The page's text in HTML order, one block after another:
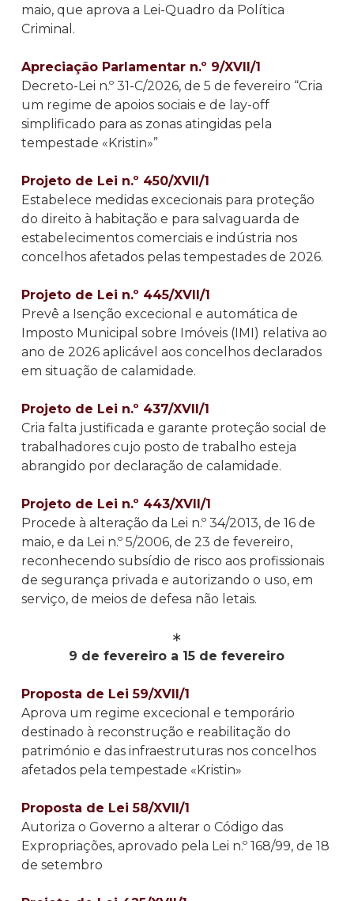
maio, que aprova a Lei-Quadro da Política
Criminal.
Apreciação Parlamentar n.º 9/XVII/1
Decreto-Lei n.º 31-C/2026, de 5 de fevereiro “Cria
um regime de apoios sociais e de lay-off
simplificado para as zonas atingidas pela
tempestade «Kristin»”
Projeto de Lei n.º 450/XVII/1
Estabelece medidas excecionais para proteção
do direito à habitação e para salvaguarda de
estabelecimentos comerciais e indústria nos
concelhos afetados pelas tempestades de 2026.
Projeto de Lei n.º 445/XVII/1
Prevê a Isenção excecional e automática de
Imposto Municipal sobre Imóveis (IMI) relativa ao
ano de 2026 aplicável aos concelhos declarados
em situação de calamidade.
Projeto de Lei n.º 437/XVII/1
Cria falta justificada e garante proteção social de
trabalhadores cujo posto de trabalho esteja
abrangido por declaração de calamidade.
Projeto de Lei n.º 443/XVII/1
Procede à alteração da Lei n.º 34/2013, de 16 de
maio, e da Lei n.º 5/2006, de 23 de fevereiro,
reconhecendo subsídio de risco aos profissionais
de segurança privada e autorizando o uso, em
serviço, de meios de defesa não letais.
∗
9 de fevereiro a 15 de fevereiro
Proposta de Lei 59/XVII/1
Aprova um regime excecional e temporário
destinado à reconstrução e reabilitação do
património e das infraestruturas nos concelhos
afetados pela tempestade «Kristin»
Proposta de Lei 58/XVII/1
Autoriza o Governo a alterar o Código das
Expropriações, aprovado pela Lei n.º 168/99, de 18
de setembro